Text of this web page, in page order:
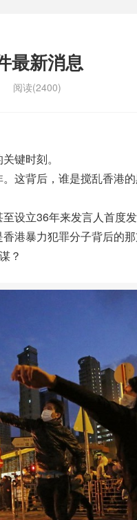
最新消息
阅读(2400)
键时刻。
这背后，谁是搅乱香港
设立36年来发言人首度
港暴力犯罪分子背后的那
？